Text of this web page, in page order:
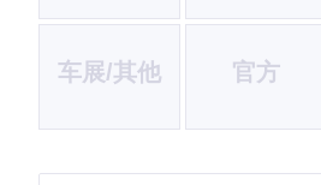
车展/其他 官方